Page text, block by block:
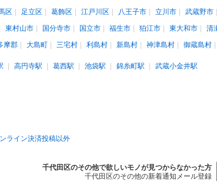
区 足立区 葛飾区 江戸川区 八王子市 立川市 武蔵野市
東村山市 国分寺市 国立市 福生市 狛江市 東大和市 清
摩郡 大島町 三宅村 利島村 新島村 神津島村 御蔵島村
高円寺駅 葛西駅 池袋駅 錦糸町駅
武蔵小金井駅
ライン決済投稿以外
千代田区のその他で欲しいモノが見つからなかった方
千代田区のその他の新着通知メール登録